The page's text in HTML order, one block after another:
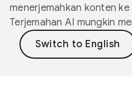
menerjemahkan konten
Terjemahan AI mungkin